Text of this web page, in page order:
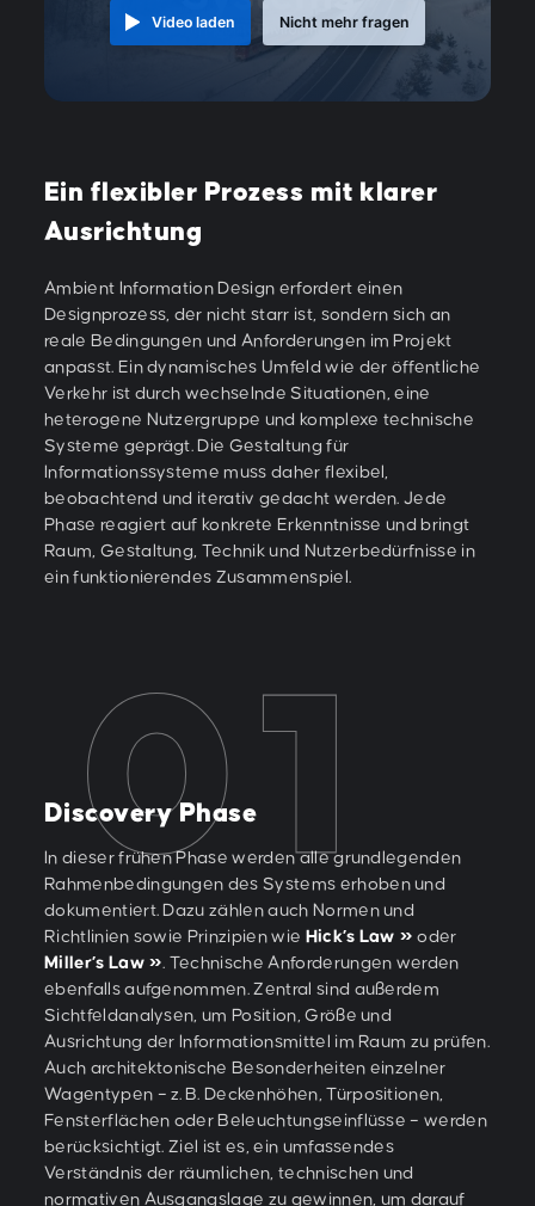
Video laden Nicht mehr fragen
Ein flexibler Prozess mit klarer
Ausrichtung
Ambient Information Design erfordert einen
Designprozess, der nicht starr ist, sondern sich an
reale Bedingungen und Anforderungen im Projekt
anpasst. Ein dynamisches Umfeld wie der öffentliche
Verkehr ist durch wechselnde Situationen, eine
heterogene Nutzergruppe und komplexe technische
Systeme geprägt. Die Gestaltung für
Informationssysteme muss daher flexibel,
beobachtend und iterativ gedacht werden. Jede
Phase reagiert auf konkrete Erkenntnisse und bringt
Raum, Gestaltung, Technik und Nutzerbedürfnisse in
ein funktionierendes Zusammenspiel.
Discovery Phase
In dieser frühen Phase werden alle grundlegenden
Rahmenbedingungen des Systems erhoben und
dokumentiert. Dazu zählen auch Normen und
Richtlinien sowie Prinzipien wie Hick’s Law
oder
Miller’s Law
. Technische Anforderungen werden
ebenfalls aufgenommen. Zentral sind außerdem
Sichtfeldanalysen, um Position, Größe und
Ausrichtung der Informationsmittel im Raum zu prüfen.
Auch architektonische Besonderheiten einzelner
Wagentypen – z. B. Deckenhöhen, Türpositionen,
Fensterflächen oder Beleuchtungseinflüsse – werden
berücksichtigt. Ziel ist es, ein umfassendes
Verständnis der räumlichen, technischen und
normativen Ausgangslage zu gewinnen, um darauf